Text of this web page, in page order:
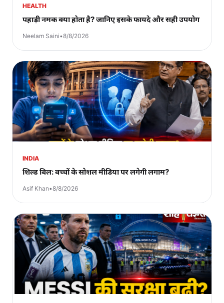
HEALTH
पहाड़ी नमक क्या होता है? जानिए इसके फायदे और सही उपयोग
Neelam Saini•8/8/2026
INDIA
शिल्ड बिल: बच्चों के सोशल मीडिया पर लगेगी लगाम?
Asif Khan•8/8/2026